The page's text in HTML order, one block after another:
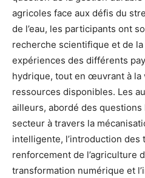
agricoles face aux défis du
de l’eau, les participants ont
recherche scientifique et de
expériences des différents
hydrique, tout en œuvrant à la
ressources disponibles. Les
ailleurs, abordé des
secteur à travers la
intelligente, l’introduction des
renforcement de l’agriculture
transformation numérique et